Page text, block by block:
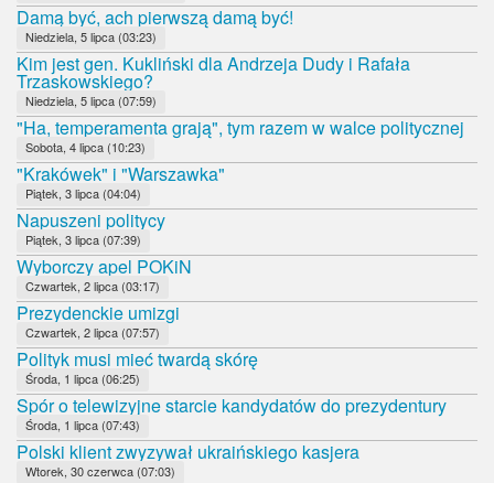
Damą być, ach pierwszą damą być!
Niedziela, 5 lipca (03:23)
Kim jest gen. Kukliński dla Andrzeja Dudy i Rafała
Trzaskowskiego?
Niedziela, 5 lipca (07:59)
"Ha, temperamenta grają", tym razem w walce politycznej
Sobota, 4 lipca (10:23)
"Krakówek" i "Warszawka"
Piątek, 3 lipca (04:04)
Napuszeni politycy
Piątek, 3 lipca (07:39)
Wyborczy apel POKiN
Czwartek, 2 lipca (03:17)
Prezydenckie umizgi
Czwartek, 2 lipca (07:57)
Polityk musi mieć twardą skórę
Środa, 1 lipca (06:25)
Spór o telewizyjne starcie kandydatów do prezydentury
Środa, 1 lipca (07:43)
Polski klient zwyzywał ukraińskiego kasjera
Wtorek, 30 czerwca (07:03)